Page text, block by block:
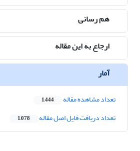
هم رسانی
ارجاع به این مقاله
آمار
تعداد مشاهده مقاله 1,444
تعداد دریافت فایل اصل مقاله 1,078